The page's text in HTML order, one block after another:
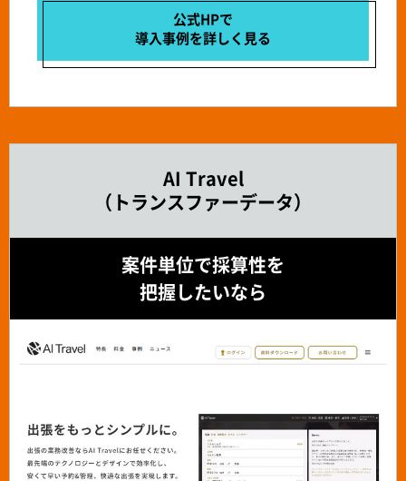
公式HPで
導入事例を詳しく見る
AI Travel
（トランスファーデータ）
案件単位で採算性を
把握したいなら